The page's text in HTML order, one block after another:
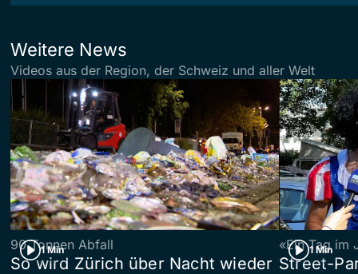
Weitere News
Videos aus der Region, der Schweiz und aller Welt
1 Min
90 Tonnen Abfall
So wird Zürich über Nacht wieder
1 Min
«Ein Tag im
Street-